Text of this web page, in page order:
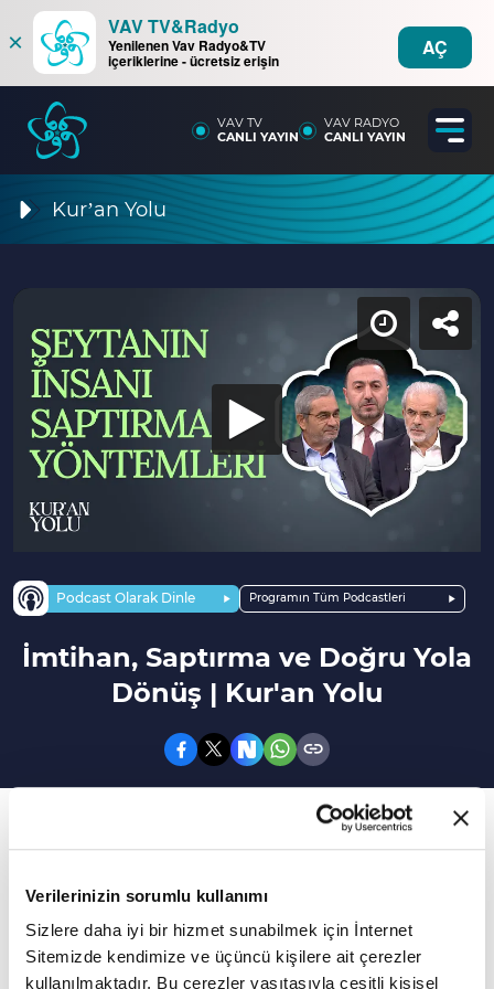
Verilerinizin sorumlu kullanımı
Sizlere daha iyi bir hizmet sunabilmek için İnternet
Sitemizde kendimize ve üçüncü kişilere ait çerezler
kullanılmaktadır. Bu çerezler vasıtasıyla çeşitli kişisel
×
VAV TV&Radyo
Yenilenen Vav Radyo&TV
içeriklerine - ücretsiz erişin
AÇ
VAV TV
CANLI YAYIN
VAV RADYO
CANLI YAYIN
Kur’an Yolu
Podcast Olarak Dinle Programın Tüm Podcastleri
İmtihan, Saptırma ve Doğru Yola
Dönüş | Kur'an Yolu
hiçbir farklılığımızın söz konusu olmayacağı bir
meclis… En temel çatımız olan yüce kitabımız